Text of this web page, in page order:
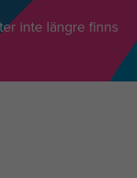
inte längre finns